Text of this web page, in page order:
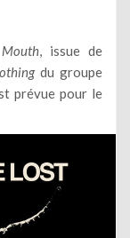
Mouth, issue de
du groupe
prévue pour le